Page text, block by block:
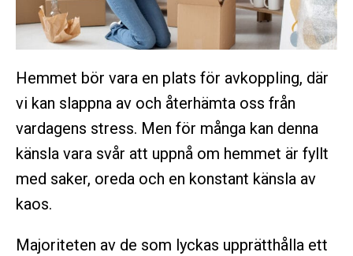
Hemmet bör vara en plats för avkoppling, där
vi kan slappna av och återhämta oss från
vardagens stress. Men för många kan denna
känsla vara svår att uppnå om hemmet är fyllt
med saker, oreda och en konstant känsla av
kaos.
Majoriteten av de som lyckas upprätthålla ett